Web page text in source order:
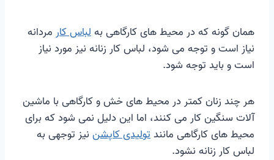
همان گونه که در محیط های کارگاهی بهلباس کار مردانه
نیاز است و توجه می شود، لباس کار زنانه نیز مورد نیاز
است و باید توجه شود.
هر چند زنان کمتر در محیط های خش و کارگاهی با ماشین
آلات سنگین کار می کنند، اما این دلیل نمی شود که برای
محیط های کارگاهی مانندتولیدی کاپشن نیز توجهی به
لباس کار زنانه نشود.